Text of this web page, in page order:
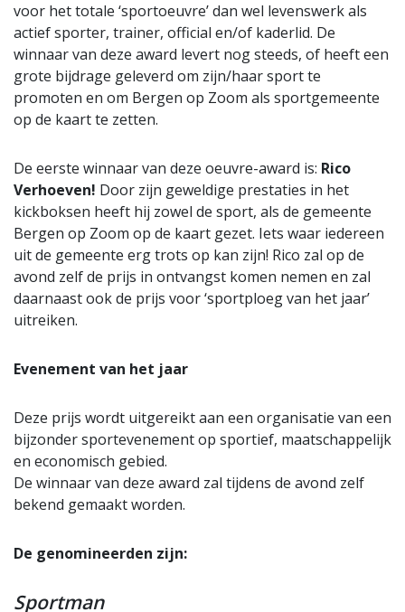
voor het totale ‘sportoeuvre’ dan wel levenswerk als
actief sporter, trainer, official en/of kaderlid. De
winnaar van deze award levert nog steeds, of heeft een
grote bijdrage geleverd om zijn/haar sport te
promoten en om Bergen op Zoom als sportgemeente
op de kaart te zetten.
De eerste winnaar van deze oeuvre-award is: Rico
Verhoeven! Door zijn geweldige prestaties in het
kickboksen heeft hij zowel de sport, als de gemeente
Bergen op Zoom op de kaart gezet. Iets waar iedereen
uit de gemeente erg trots op kan zijn! Rico zal op de
avond zelf de prijs in ontvangst komen nemen en zal
daarnaast ook de prijs voor ‘sportploeg van het jaar’
uitreiken.
Evenement van het jaar
Deze prijs wordt uitgereikt aan een organisatie van een
bijzonder sportevenement op sportief, maatschappelijk
en economisch gebied.
De winnaar van deze award zal tijdens de avond zelf
bekend gemaakt worden.
De genomineerden zijn:
Sportman